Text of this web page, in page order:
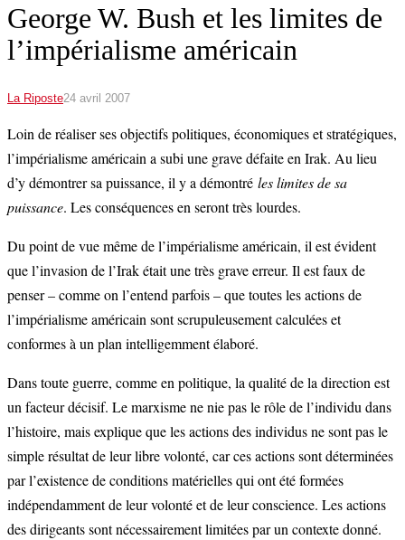
George W. Bush et les limites de
l’impérialisme américain
La Riposte24 avril 2007
Loin de réaliser ses objectifs politiques, économiques et stratégiques,
l’impérialisme américain a subi une grave défaite en Irak. Au lieu
d’y démontrer sa puissance, il y a démontré les limites de sa
puissance. Les conséquences en seront très lourdes.
Du point de vue même de l’impérialisme américain, il est évident
que l’invasion de l’Irak était une très grave erreur. Il est faux de
penser – comme on l’entend parfois – que toutes les actions de
l’impérialisme américain sont scrupuleusement calculées et
conformes à un plan intelligemment élaboré.
Dans toute guerre, comme en politique, la qualité de la direction est
un facteur décisif. Le marxisme ne nie pas le rôle de l’individu dans
l’histoire, mais explique que les actions des individus ne sont pas le
simple résultat de leur libre volonté, car ces actions sont déterminées
par l’existence de conditions matérielles qui ont été formées
indépendamment de leur volonté et de leur conscience. Les actions
des dirigeants sont nécessairement limitées par un contexte donné.